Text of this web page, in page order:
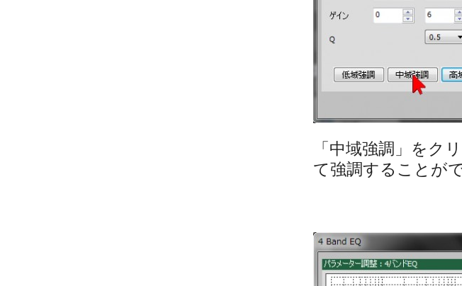
「中域強調」をク
て強調することが